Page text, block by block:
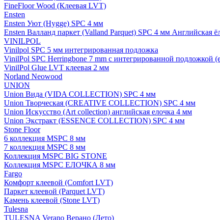
FineFloor Wood (Клеевая LVT)
Ensten
Ensten Уют (Hygge) SPC 4 мм
Ensten Валланд паркет (Valland Parquet) SPC 4 мм Английская
VINILPOL
Vinilpol SPC 5 мм интегрированная подложка
VinilPol SPC Herringbone 7 mm с интегрированной подложкой
VinilPol Glue LVT клеевая 2 мм
Norland Neowood
UNION
Union Вида (VIDA COLLECTION) SPC 4 мм
Union Творческая (CREATIVE COLLECTION) SPC 4 мм
Union Искусство (Art collection) английская елочка 4 мм
Union Экстракт (ESSENCE COLLECTION) SPC 4 мм
Stone Floor
6 коллекция MSPC 8 мм
7 коллекция MSPC 8 мм
Коллекция MSPC BIG STONE
Коллекция MSPC ЕЛОЧКА 8 мм
Fargo
Комфорт клеевой (Comfort LVT)
Паркет клеевой (Parquet LVT)
Камень клеевой (Stone LVT)
Tulesna
TULESNA Verano Верано (Лето)